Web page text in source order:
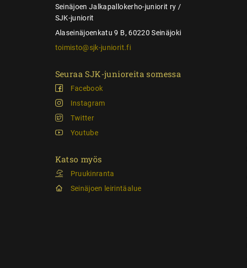
Seinäjoen Jalkapallokerho-juniorit ry /
SJK-juniorit
Alaseinäjoenkatu 9 B, 60220 Seinäjoki
toimisto@sjk-juniorit.fi
Seuraa SJK-junioreita somessa
Facebook
Instagram
Twitter
Youtube
Katso myös
Pruukinranta
Seinäjoen leirintäalue